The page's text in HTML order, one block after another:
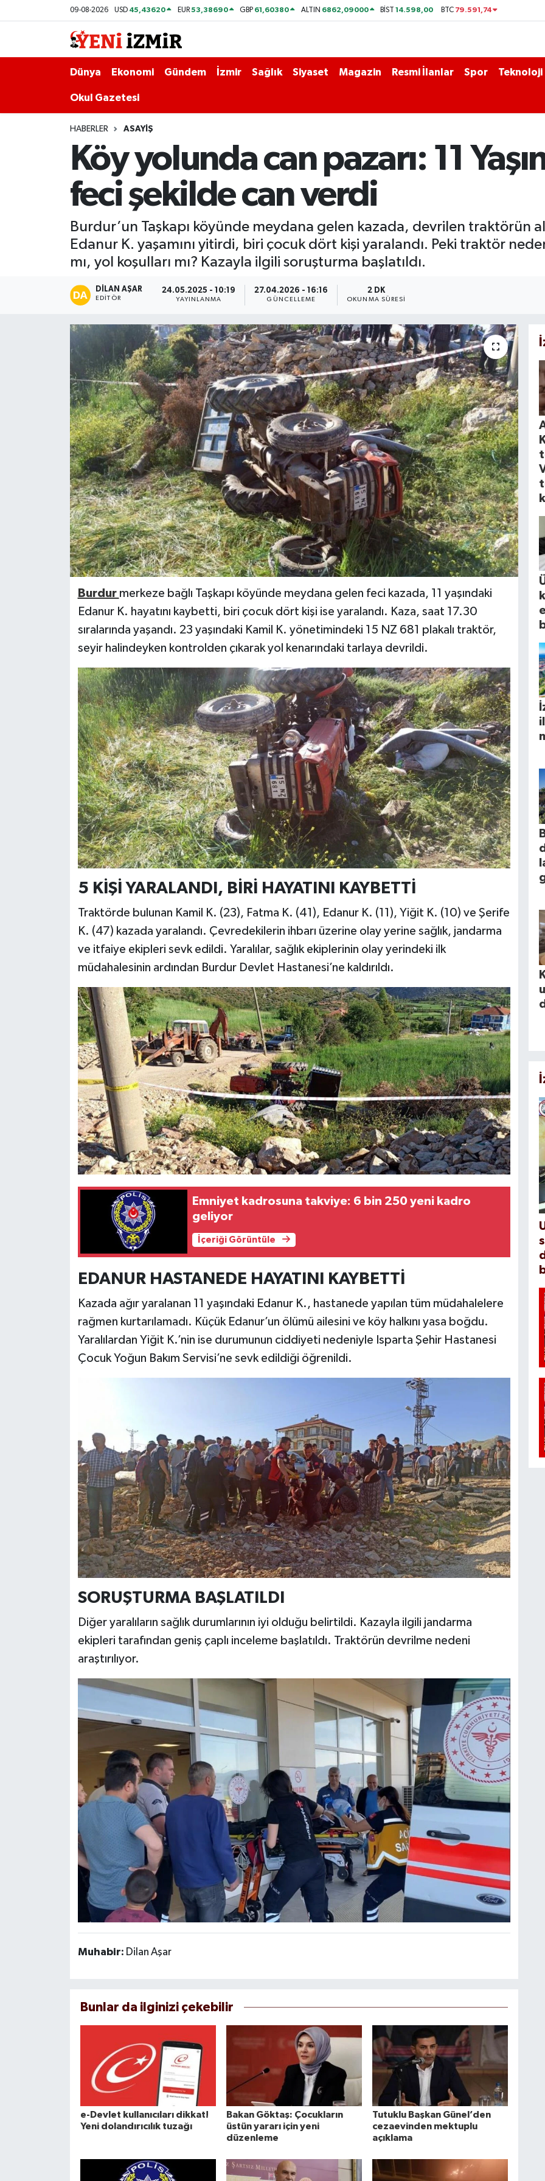
09-08-2026 USD 45,43620 EUR53,38690 GBP 61,60380 ALTIN 6862,09000 BİST14.598,00 BTC 79.591,74
Dünya Ekonomi Gündem İzmir Sağlık Siyaset Magazin Resmi İlanlar Spor Teknoloji
Okul Gazetesi
HABERLER ASAYIŞ
Köy yolunda can pazarı: 11
feci şekilde can verdi
Burdur’un Taşkapı köyünde meydana gelen kazada, devrilen traktörün
Edanur K. yaşamını yitirdi, biri çocuk dört kişi yaralandı. Peki traktör
mı, yol koşulları mı? Kazayla ilgili soruşturma başlatıldı.
DILAN AŞAR
EDITÖR
24.05.2025 - 10:19
YAYINLANMA
27.04.2026 - 16:16
GÜNCELLEME
2 DK
OKUNMA SÜRESI
Burdur merkeze bağlı Taşkapı köyünde meydana gelen feci kazada, 11 yaşındaki
Edanur K. hayatını kaybetti, biri çocuk dört kişi ise yaralandı. Kaza, saat 17.30
sıralarında yaşandı. 23 yaşındaki Kamil K. yönetimindeki 15 NZ 681 plakalı traktör,
seyir halindeyken kontrolden çıkarak yol kenarındaki tarlaya devrildi.
5 KİŞİ YARALANDI, BİRİ HAYATINI KAYBETTİ
Traktörde bulunan Kamil K. (23), Fatma K. (41), Edanur K. (11), Yiğit K. (10) ve Şerife
K. (47) kazada yaralandı. Çevredekilerin ihbarı üzerine olay yerine sağlık, jandarma
ve itfaiye ekipleri sevk edildi. Yaralılar, sağlık ekiplerinin olay yerindeki ilk
müdahalesinin ardından Burdur Devlet Hastanesi’ne kaldırıldı.
Emniyet kadrosuna takviye: 6 bin 250 yeni kadro
geliyor
İçeriği Görüntüle
EDANUR HASTANEDE HAYATINI KAYBETTİ
Kazada ağır yaralanan 11 yaşındaki Edanur K., hastanede yapılan tüm müdahalelere
rağmen kurtarılamadı. Küçük Edanur’un ölümü ailesini ve köy halkını yasa boğdu.
Yaralılardan Yiğit K.’nin ise durumunun ciddiyeti nedeniyle Isparta Şehir Hastanesi
Çocuk Yoğun Bakım Servisi’ne sevk edildiği öğrenildi.
SORUŞTURMA BAŞLATILDI
Diğer yaralıların sağlık durumlarının iyi olduğu belirtildi. Kazayla ilgili jandarma
ekipleri tarafından geniş çaplı inceleme başlatıldı. Traktörün devrilme nedeni
araştırılıyor.
Muhabir: Dilan Aşar
Bunlar da ilginizi çekebilir
e-Devlet kullanıcıları dikkat!
Yeni dolandırıcılık tuzağı
Bakan Göktaş: Çocukların
üstün yararı için yeni
düzenleme
Tutuklu Başkan Günel’den
cezaevinden mektuplu
açıklama
Ekonomi
Magazin
Resmi İlanlar
Teknoloji
Tatil ve Seyahat
Okul Gazetesi
İzmir Nöbetçi Eczaneler
İzmir Hava Durumu
Süper Lig Puan Durumu ve Fikstür
Tüm Manşetler
Son Dakika Haberleri
Haber Arşivi